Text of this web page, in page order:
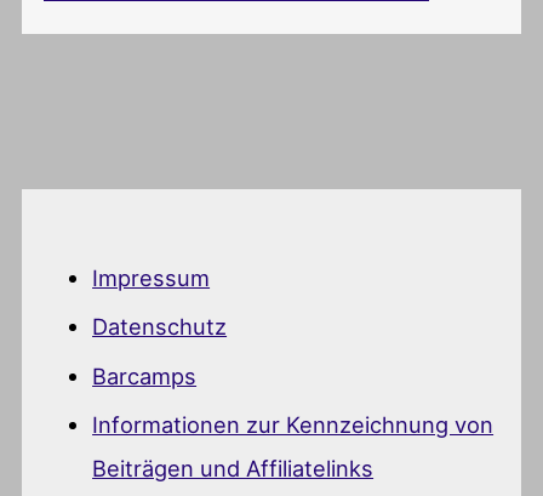
Impressum
Datenschutz
Barcamps
Informationen zur Kennzeichnung von
Beiträgen und Affiliatelinks